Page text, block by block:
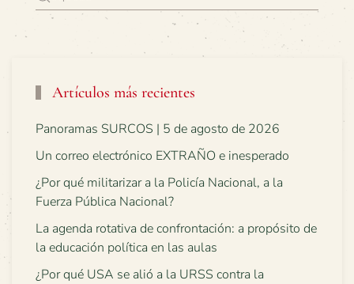
Artículos más recientes
Panoramas SURCOS | 5 de agosto de 2026
Un correo electrónico EXTRAÑO e inesperado
¿Por qué militarizar a la Policía Nacional, a la
Fuerza Pública Nacional?
La agenda rotativa de confrontación: a propósito de
la educación política en las aulas
¿Por qué USA se alió a la URSS contra la